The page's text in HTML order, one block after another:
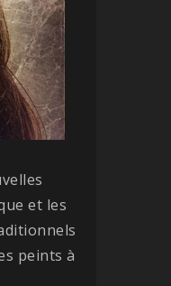
et les
peints à